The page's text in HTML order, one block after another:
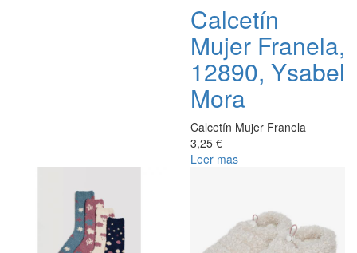
Calcetín
Mujer Franela,
12890, Ysabel
Mora
Calcetín Mujer Franela
3,25 €
Leer mas